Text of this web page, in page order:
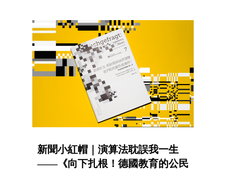
新聞小紅帽｜演算法耽誤我一生
——《向下扎根！德國教育的公民